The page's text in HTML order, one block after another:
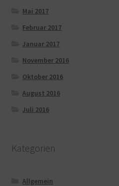
Mai 2017
Februar 2017
Januar 2017
November 2016
Oktober 2016
August 2016
Juli 2016
Kategorien
Allgemein